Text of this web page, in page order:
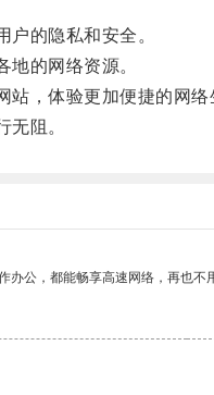
的隐私和安全。
的网络资源。
，体验更加便捷的网络
阻。
公，都能畅享高速网络，再也